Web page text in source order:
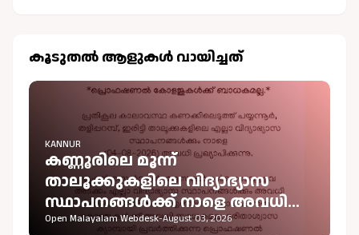
കൂടുതല്‍ ആളുകള്‍ വായിച്ചത്
KANNUR
കണ്ണൂരിലെ മൂന്ന്
താലൂക്കുകളിലെ വിദ്യാഭ്യാസ
സ്ഥാപനങ്ങൾക്ക് നാളെ അവധി
പ്രഖ്യാപിച്ചു
Open Malayalam Webdesk-August 03, 2026